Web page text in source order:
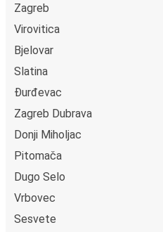
Zagreb
Virovitica
Bjelovar
Slatina
Đurđevac
Zagreb Dubrava
Donji Miholjac
Pitomača
Dugo Selo
Vrbovec
Sesvete